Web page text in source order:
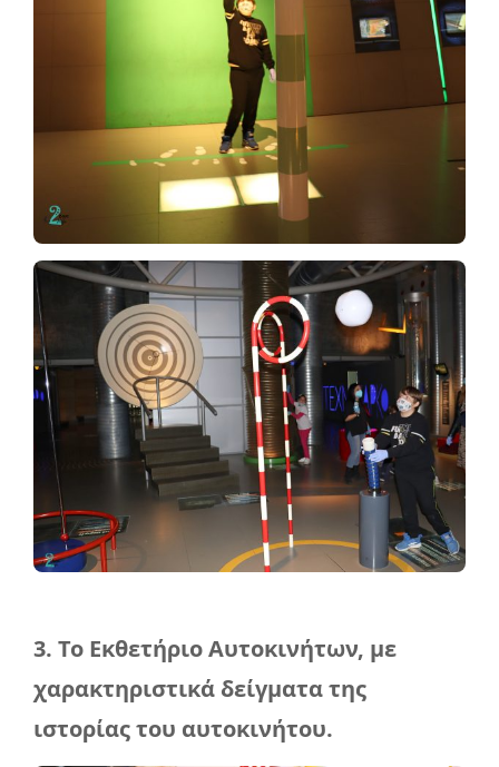
3. Το Εκθετήριο Αυτοκινήτων, με
χαρακτηριστικά δείγματα της
ιστορίας του αυτοκινήτου.